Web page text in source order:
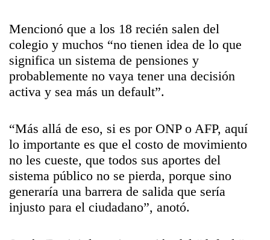
Mencionó que a los 18 recién salen del
colegio y muchos “no tienen idea de lo que
significa un sistema de pensiones y
probablemente no vaya tener una decisión
activa y sea más un default”.
“Más allá de eso, si es por ONP o AFP, aquí
lo importante es que el costo de movimiento
no les cueste, que todos sus aportes del
sistema público no se pierda, porque sino
generaría una barrera de salida que sería
injusto para el ciudadano”, anotó.